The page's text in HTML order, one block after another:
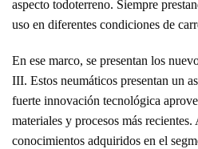
aspecto todoterreno. Siempre
uso en diferentes condiciones de
En ese marco, se presentan los
III. Estos neumáticos presentan un
fuerte innovación tecnológica
materiales y procesos más
conocimientos adquiridos en el